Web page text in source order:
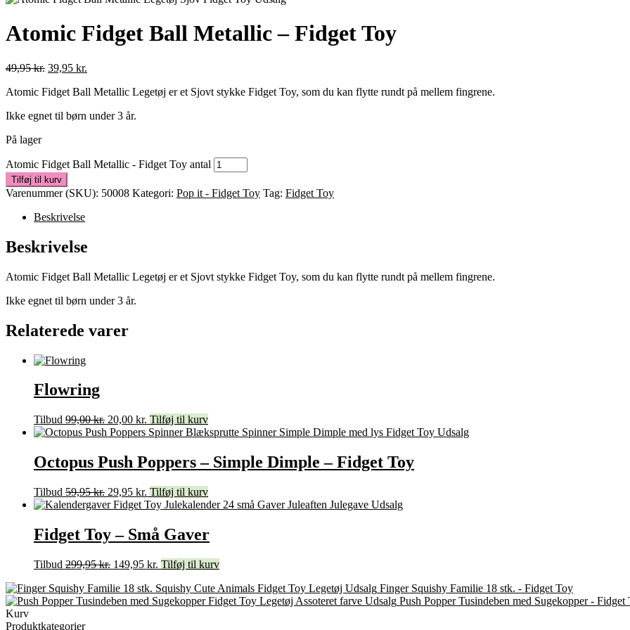
Atomic Fidget Ball Metallic – Fidget Toy
49,95kr. 39,95 kr.
Atomic Fidget Ball Metallic Legetøj er et Sjovt stykke Fidget Toy, som du kan flytte rundt på mellem fingrene.
Ikke egnet til børn under 3 år.
På lager
Atomic Fidget Ball Metallic - Fidget Toy antal
Tilføj til kurv
Varenummer (SKU): 50008 Kategori: Pop it - Fidget Toy Tag: Fidget Toy
Beskrivelse
Beskrivelse
Atomic Fidget Ball Metallic Legetøj er et Sjovt stykke Fidget Toy, som du kan flytte rundt på mellem fingrene.
Ikke egnet til børn under 3 år.
Relaterede varer
Flowring
Tilbud 99,00kr. 20,00 kr. Tilføj til kurv
Octopus Push Poppers – Simple Dimple – Fidget Toy
Tilbud 59,95kr. 29,95 kr. Tilføj til kurv
Fidget Toy – Små Gaver
Tilbud 299,95kr. 149,95 kr. Tilføj til kurv
Finger Squishy Familie 18 stk. - Fidget Toy
Push Popper Tusindeben med Sugekopper - Fidget
Kurv
Produktkategorier